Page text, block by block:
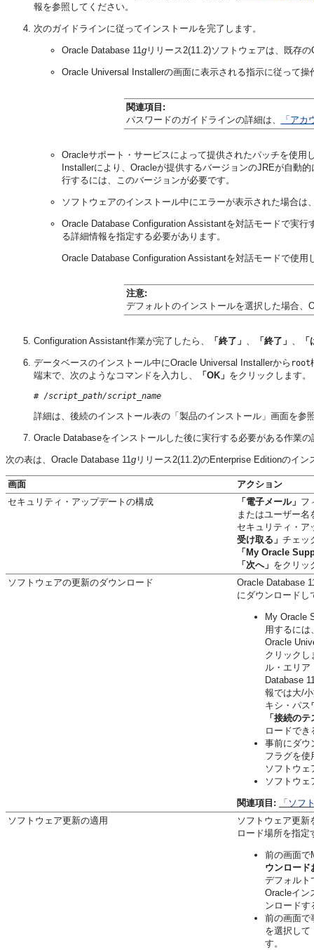
報を参照してください。
次のガイドラインに従ってインストールを完了します。
Oracle Database 11 g リリース2(11.2)ソフトウェアは、既存
Oracle Universal Installerの画面に表示される指示に従って
関連項目:
パスワードのガイドラインの詳細は、
「ア
Oracleサポート・サービスによって提供されたパッチを使
Installerにより、Oracleが提供するバージョンのJREが自動
行するには、このバージョンが必要です。
ソフトウェアのインストール中にエラーが表示された場合は
Oracle Database Configuration Assistantを対話モードで実
る詳細情報を指定する必要があります。
Oracle Database Configuration Assistantを対話モードで使
注意:
デフォルトのインストールを選択した場合
Configuration Assistant作業が完了したら、 「終了」 「終了」
データベースのインストール中にOracle Universal Installerから root
端末で、次のようなコマンドを入力し、
「OK」 をクリックします。
# /script_path/script_name
詳細は、後続のインストール表の「製品のインストール」画面を参
Oracle Databaseをインストールした後に実行する必要がある作業の
次の表は、Oracle Database 11 g リリース2(11.2)のEnterprise Editionのイ
画面
アクション
セキュリティ・アップデートの構成
「電子メール」 フ
またはユーザー名
セキュリティ・ア
受け取る」 チェッ
「My Oracle
「次へ」 をクリッ
ソフトウェアの更新のダウンロード
Oracle Database
にダウンロードし
My Oracle
用するには
Oracle
クリックし
ル・エリ
Database
報では大/
キシ・パス
「接続の
ロードで
事前にダウ
フラグを使
ソフトウ
ソフトウ
関連項目:
「ソフ
ソフトウェア更新の適用
ソフトウェア更
ロード場所を指定
前の画面で
ウンロード
デフォルト
Oracleイン
ンロードす
前の画面で
を選択して
す。